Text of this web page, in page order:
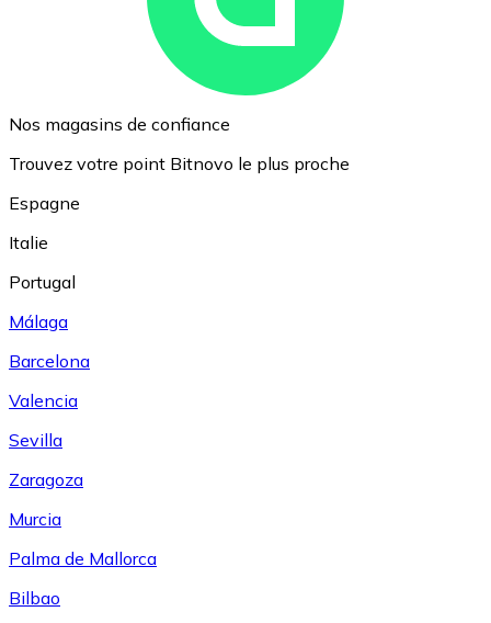
Nos magasins de confiance
Trouvez votre point Bitnovo le plus proche
Espagne
Italie
Portugal
Málaga
Barcelona
Valencia
Sevilla
Zaragoza
Murcia
Palma de Mallorca
Bilbao